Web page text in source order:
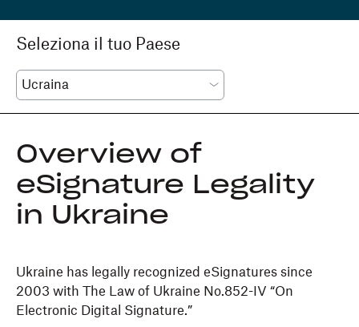
Seleziona il tuo Paese
Overview of
eSignature Legality
in Ukraine
Ukraine has legally recognized eSignatures since
2003 with The Law of Ukraine No.852-IV “On
Electronic Digital Signature.”